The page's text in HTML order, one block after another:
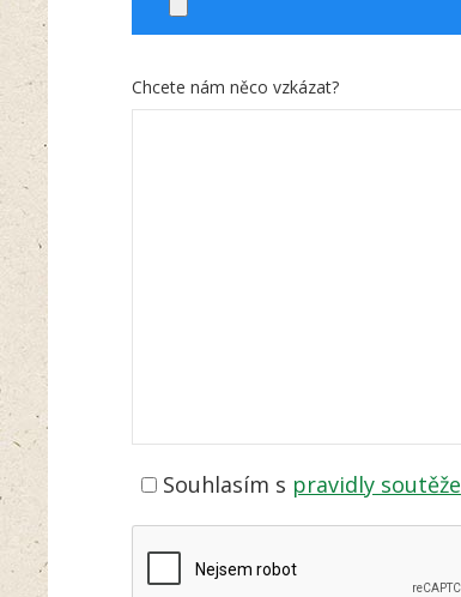
Chcete nám něco vzkázat?
Souhlasím s pravidly soutěže